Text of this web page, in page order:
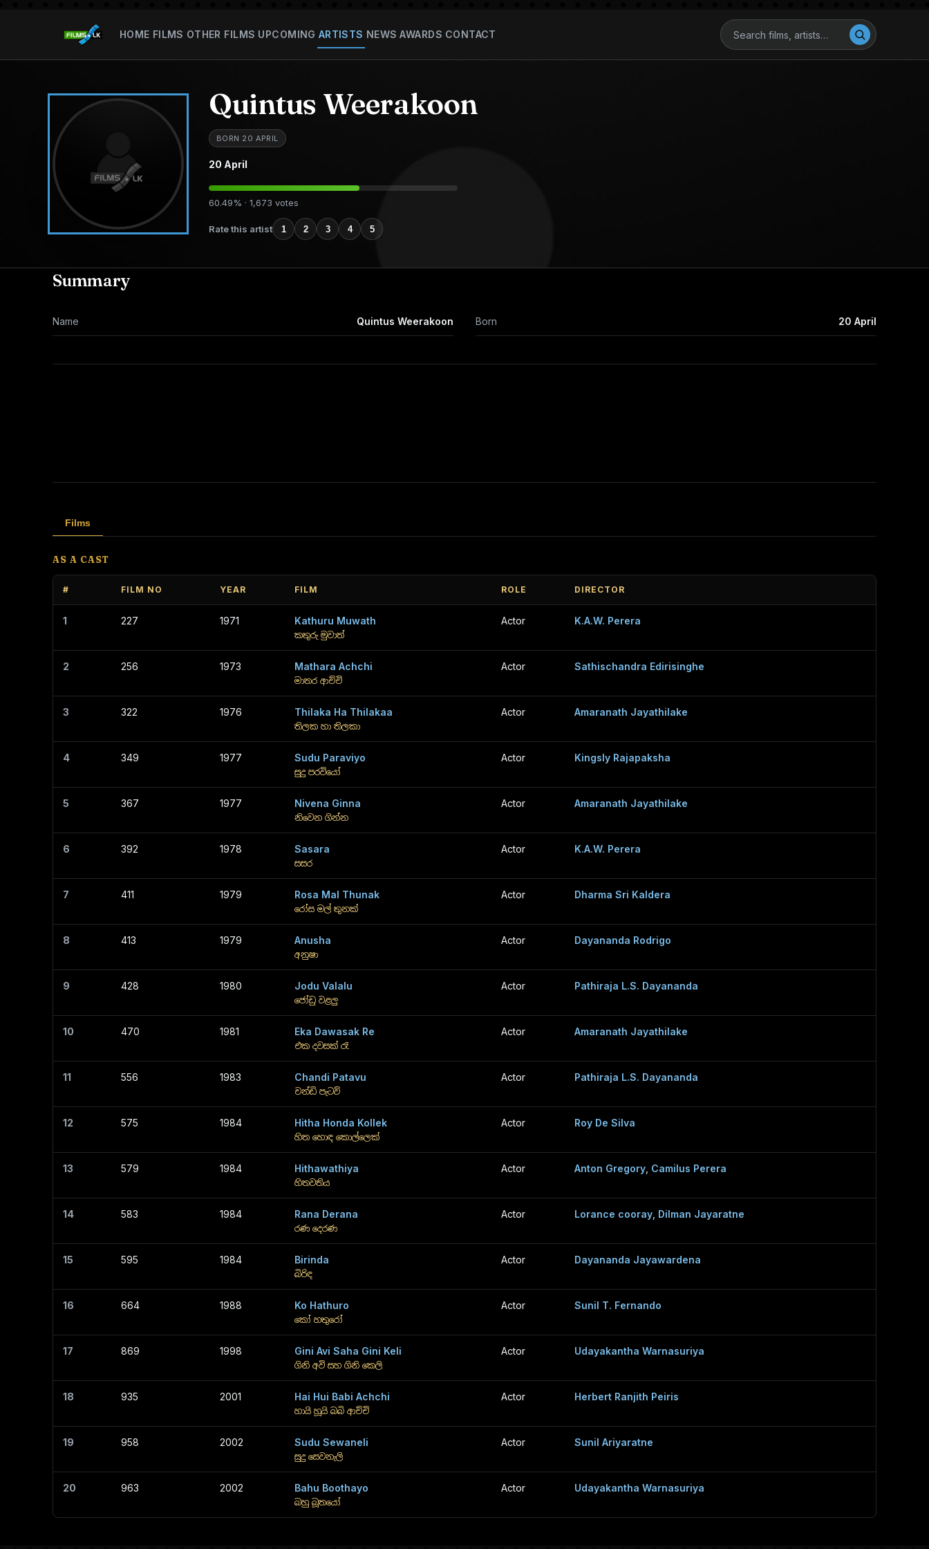
HOME FILMS OTHER FILMS UPCOMING ARTISTS NEWS AWARDS CONTACT
Quintus Weerakoon
BORN 20 APRIL
20 April
60.49% · 1,673 votes
Rate this artist 1 2 3 4 5
Summary
Name Quintus Weerakoon Born 20 April
Films
AS A CAST
# FILM NO YEAR FILM ROLE DIRECTOR
1 227 1971 Kathuru Muwath
කතුරු මුවාත්
Actor K.A.W. Perera
2 256 1973 Mathara Achchi
මාතර ආච්චි
Actor Sathischandra Edirisinghe
3 322 1976 Thilaka Ha Thilakaa
තිලක හා තිලකා
Actor Amaranath Jayathilake
4 349 1977 Sudu Paraviyo
සුදු පරවියෝ
Actor Kingsly Rajapaksha
5 367 1977 Nivena Ginna
නිවෙන ගින්න
Actor Amaranath Jayathilake
6 392 1978 Sasara
සසර
Actor K.A.W. Perera
7 411 1979 Rosa Mal Thunak
රෝස මල් තුනක්
Actor Dharma Sri Kaldera
8 413 1979 Anusha
අනුෂා
Actor Dayananda Rodrigo
9 428 1980 Jodu Valalu
ජෝඩු වළලු
Actor Pathiraja L.S. Dayananda
10 470 1981 Eka Dawasak Re
එක දවසක් රෑ
Actor Amaranath Jayathilake
11 556 1983 Chandi Patavu
චන්ඩි පැටව්
Actor Pathiraja L.S. Dayananda
12 575 1984 Hitha Honda Kollek
හිත හොඳ කොල්ලෙක්
Actor Roy De Silva
13 579 1984 Hithawathiya
හිතවතිය
Actor Anton Gregory Camilus Perera
14 583 1984 Rana Derana
රණ දෙරණ
Actor Lorance cooray Dilman Jayaratne
15 595 1984 Birinda
බිරිඳ
Actor Dayananda Jayawardena
16 664 1988 Ko Hathuro
කෝ හතුරෝ
Actor Sunil T. Fernando
17 869 1998 Gini Avi Saha Gini Keli
ගිනි අවි සහ ගිනි කෙලි
Actor Udayakantha Warnasuriya
18 935 2001 Hai Hui Babi Achchi
හායි හූයි බබි ආච්චි
Actor Herbert Ranjith Peiris
19 958 2002 Sudu Sewaneli
සුදු සෙවනැලි
Actor Sunil Ariyaratne
20 963 2002 Bahu Boothayo
බහු බූතයෝ
Actor Udayakantha Warnasuriya